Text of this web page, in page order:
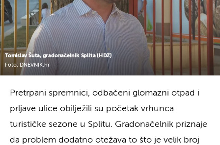
Tomislav Šuta, gradonačelnik Splita (HDZ)
Foto: DNEVNIK.hr
Pretrpani spremnici, odbačeni glomazni otpad i
prljave ulice obilježili su početak vrhunca
turističke sezone u Splitu. Gradonačelnik priznaje
da problem dodatno otežava to što je velik broj